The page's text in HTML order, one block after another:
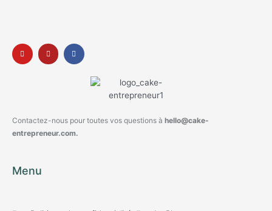
Contactez-nous pour toutes vos questions à hello@cake-
entrepreneur.com.
Menu